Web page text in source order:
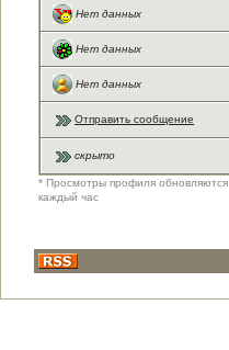
Нет данных
Нет данных
Нет данных
Отправить сообщение
скрыто
* Просмотры профиля обновляются
каждый час